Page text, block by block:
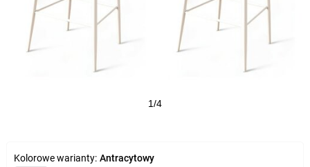
1/4
Kolorowe warianty: Antracytowy